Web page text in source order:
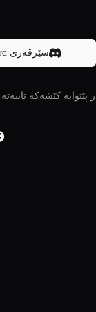
سێرڤەری Discord
پێتوایە کێشەکە